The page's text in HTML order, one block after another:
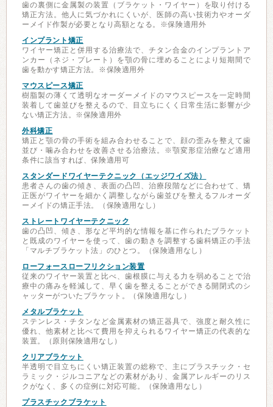
歯の裏側に金属製の装置（ブラケット・ワイヤー）を取り付ける
矯正方法。他人に気づかれにくいが、医師の高い技術力やオーダ
ーメイド作製が必要となり高額となる。※保険適用外
インプラント矯正
ワイヤー矯正と併用する治療法で、チタン合金のインプラントア
ンカー（ネジ・プレート）を顎の骨に埋めることにより短期間で
歯を動かす矯正方法。※保険適用外
マウスピース矯正
樹脂製の薄くて透明なオーダーメイドのマウスピースを一定時間
装着して歯並びを整えるので、目立ちにくく日常生活に影響が少
ない矯正方法。※保険適用外
外科矯正
矯正と顎の骨の手術を組み合わせることで、顔の歪みを整えて歯
並び・噛み合わせを改善させる治療法。※顎変形症治療など適用
条件に該当すれば、保険適用可
スタンダードワイヤーテクニック（エッジワイズ法）
患者さんの歯の傾き、表面の凸凹、治療段階などに合わせて、矯
正医がワイヤーを細かく調整しながら歯並びを整えるフルオーダ
ーメイドの矯正手法。（保険適用なし）
ストレートワイヤーテクニック
歯の凸凹、傾き、形など平均的な情報を基に作られたブラケット
と既成のワイヤーを使って、歯の動きを調整する歯科矯正の手法
「マルチブラケット法」のひとつ。（保険適用なし）
ローフォースローフリクション装置
従来のワイヤー装置と比べ、歯根膜に与える力を弱めることで治
療中の痛みを軽減して、早く歯を整えることができる開閉式のシ
ャッターがついたブラケット。（保険適用なし）
メタルブラケット
ステンレス・チタンなど金属素材の矯正器具で、強度と耐久性に
優れ、他素材と比べて費用を抑えられるワイヤー矯正の代表的な
装置。（原則保険適用なし）
クリアブラケット
半透明で目立ちにくい矯正装置の総称で、主にプラスチック・セ
ラミック・ジルコニアなどの素材があり、金属アレルギーのリス
クがなく、多くの症例に対応可能。（保険適用なし）
プラスチックブラケット